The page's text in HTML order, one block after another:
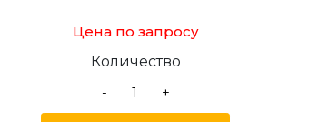
Цена по запросу
Количество
-
+